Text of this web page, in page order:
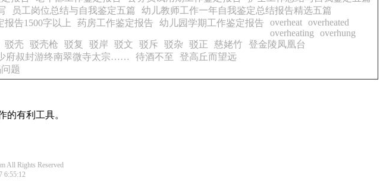
员工岗位总结与自我鉴定五篇
幼儿教师工作一年自我鉴定总结报告精选五篇
报告1500字以上 药房工作鉴定报告 幼儿园学期工作鉴定报告 overheat overheated
overheating
overhung
驳壳 驳壳枪 驳复 驳岸 驳文 驳斥 驳杂 驳正 慈姥竹
登金陵凤凰台
府叔封游终南翠微寺太宗…… 待酒不至
登高丘而望远
题
有利工具。
All Rights Reserved
6:55:12